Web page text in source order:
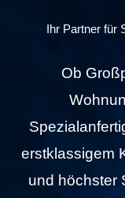
Ihr Partner für
Ob
erstklassigem
und höchster